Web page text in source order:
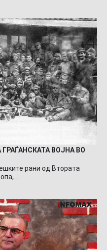
ВОЈНА ВО
рани од Втората